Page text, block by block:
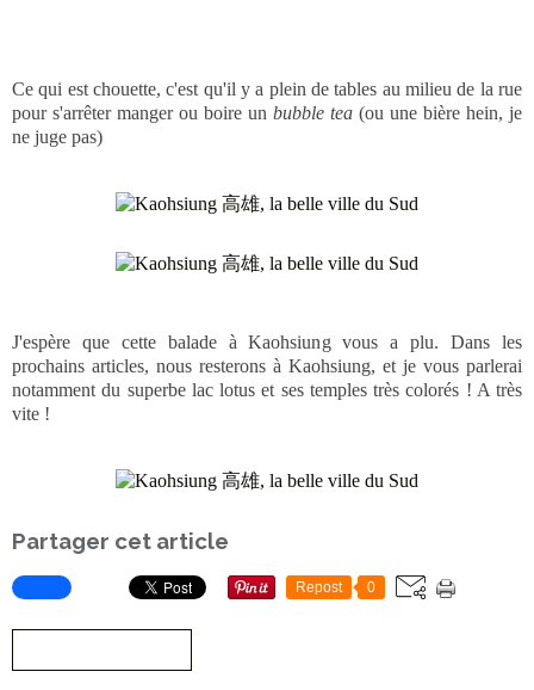
Ce qui est chouette, c'est qu'il y a plein de tables au milieu de la rue
pour s'arrêter manger ou boire un bubble tea (ou une bière hein, je
ne juge pas)
J'espère que cette balade à Kaohsiung vous a plu. Dans les
prochains articles, nous resterons à Kaohsiung, et je vous parlerai
notamment du superbe lac lotus et ses temples très colorés ! A très
vite !
Partager cet article
Repost 0